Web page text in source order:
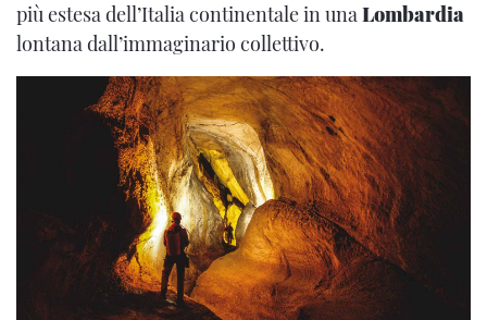
più estesa dell’Italia continentale in unaLombardia
lontana dall’immaginario collettivo.